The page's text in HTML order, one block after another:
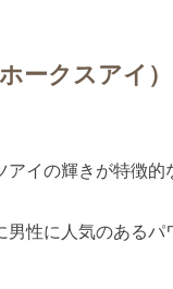
ークスアイ）
イの輝きが特徴的
男性に人気のあるパ